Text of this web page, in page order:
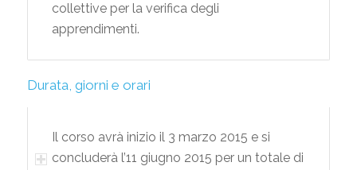
collettive per la verifica degli
apprendimenti.
Durata, giorni e orari
Il corso avrà inizio il 3 marzo 2015 e si
concluderà l’11 giugno 2015 per un totale di